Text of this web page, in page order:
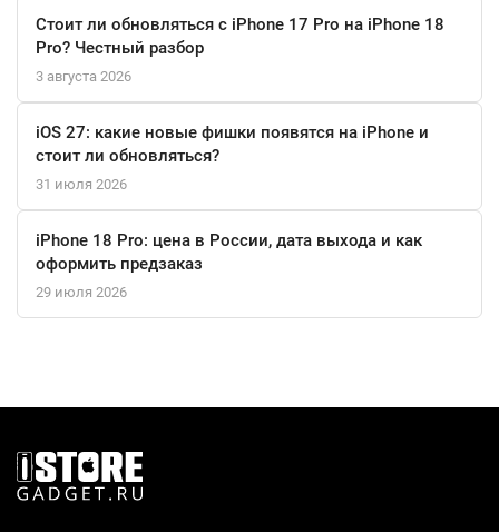
Стоит ли обновляться с iPhone 17 Pro на iPhone 18
Pro? Честный разбор
3 августа 2026
iOS 27: какие новые фишки появятся на iPhone и
стоит ли обновляться?
31 июля 2026
iPhone 18 Pro: цена в России, дата выхода и как
оформить предзаказ
29 июля 2026